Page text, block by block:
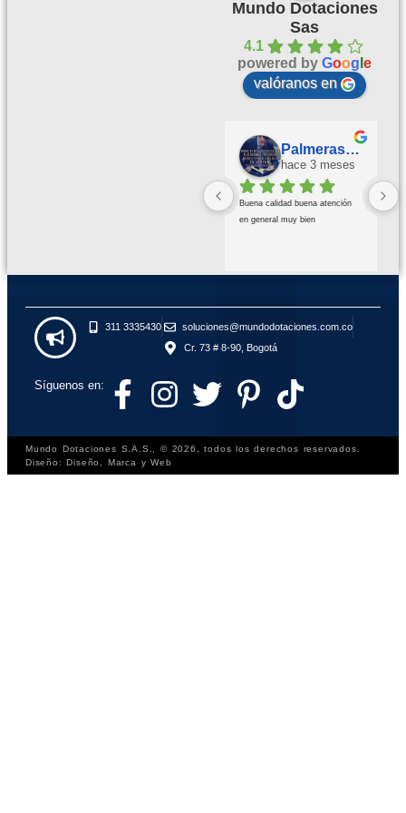
Mundo Dotaciones
Sas
4.1
powered by Goog e
valóranos en
Palmeras Doradas
hace 3 meses
Buena calidad buena atención
en general muy bien
311 3335430
soluciones@mundodotaciones.com.co
Cr. 73 # 8-90, Bogotá
Síguenos en:
Mundo Dotaciones S.A.S., © 2026, todos los derechos reservados.
Diseño: Diseño, Marca y Web